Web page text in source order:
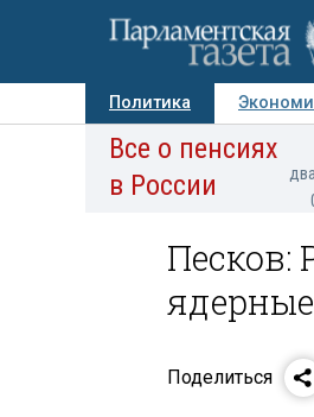
Политика
Авторы Персоны
Все о пенсиях
в России
Песков:
Поделиться